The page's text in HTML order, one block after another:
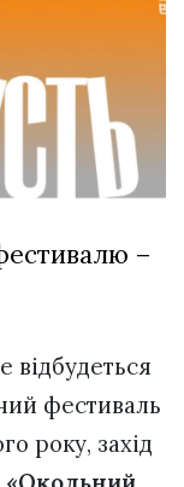
–
відбудеться
фестиваль
року, захід